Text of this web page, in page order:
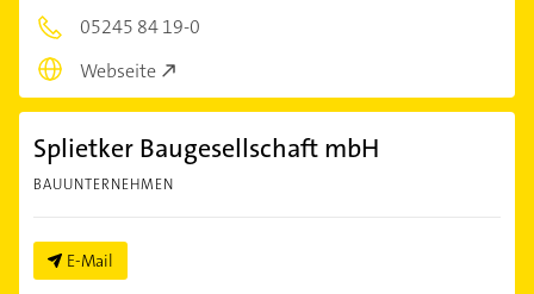
05245 84 19-0
Webseite
Splietker Baugesellschaft mbH
BAUUNTERNEHMEN
E-Mail